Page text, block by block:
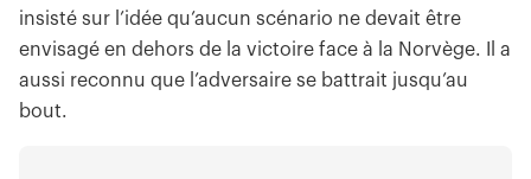
insisté sur l’idée qu’aucun scénario ne devait être
envisagé en dehors de la victoire face à la Norvège. Il a
aussi reconnu que l’adversaire se battrait jusqu’au
bout.